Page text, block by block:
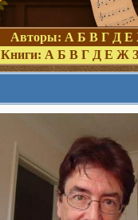
Авторы: А Б В Г Д Е
Книги: А Б В Г Д Е Ж З